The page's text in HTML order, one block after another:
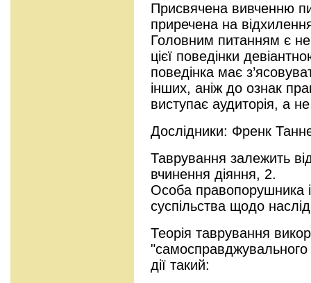
Присвячена вивченню
приречена на
Головним питанням є
цієї поведінки
поведінка має
інших, аніж до ознак
виступає аудиторія, а
Дослідники: Френк
Таврування залежить
вчинення діяння, 2.
Особа правопорушника
суспільства щодо
Теорія таврування
дії такий: